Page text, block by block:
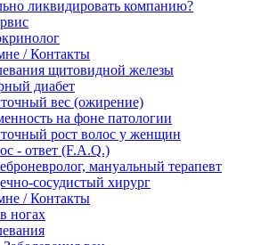
ликвидировать компанию?
/ Контакты
щитовидной железы
диабет
вес (ожирение)
на фоне патологии
рост волос у женщин
- ответ (F.A.Q.)
мануальный терапевт
сосудистый хирург
/ Контакты
ногах